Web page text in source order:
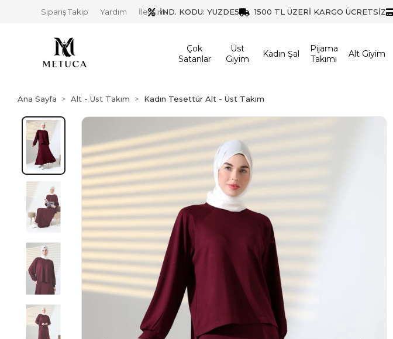
İND. KODU: YUZDE5 1500 TL ÜZERİ KARGO ÜCRETSİZ
Sipariş Takip Yardım İletişim
Çok
Satanlar
Üst
Giyim
Kadın Şal
Pijama
Takımı
Alt Giyim
Ana Sayfa Alt - Üst Takım Kadın Tesettür Alt - Üst Takım